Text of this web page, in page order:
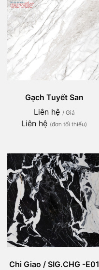
Gạch Tuyết San
Liên hệ / Giá
Liên hệ (đơn tối thiểu)
Chi Giao / SIG.CHG -E01